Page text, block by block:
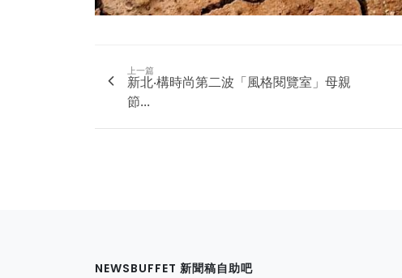
上一篇
新北‧構時尚第二波「風格閱覽室」母親
節...
NEWSBUFFET 新聞稿自助吧